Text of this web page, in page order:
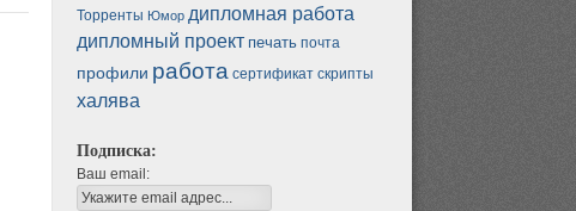
Торренты Юмор дипломная работа
дипломный проект печать почта
профили работа сертификат скрипты
халява
Подписка:
Ваш email: